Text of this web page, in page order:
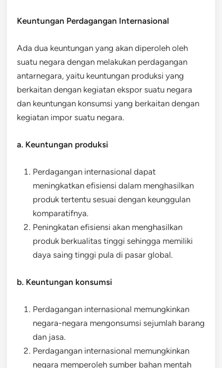
Keuntungan Perdagangan Internasional
Ada dua keuntungan yang akan diperoleh oleh
suatu negara dengan melakukan perdagangan
antarnegara, yaitu keuntungan produksi yang
berkaitan dengan kegiatan ekspor suatu negara
dan keuntungan konsumsi yang berkaitan dengan
kegiatan impor suatu negara.
a. Keuntungan produksi
Perdagangan internasional dapat
meningkatkan efisiensi dalam menghasilkan
produk tertentu sesuai dengan keunggulan
komparatifnya.
Peningkatan efisiensi akan menghasilkan
produk berkualitas tinggi sehingga memiliki
daya saing tinggi pula di pasar global.
b. Keuntungan konsumsi
Perdagangan internasional memungkinkan
negara-negara mengonsumsi sejumlah barang
dan jasa.
Perdagangan internasional memungkinkan
negara memperoleh sumber bahan mentah